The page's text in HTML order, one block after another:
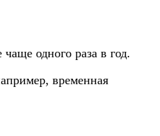
одного раза в год.
временная